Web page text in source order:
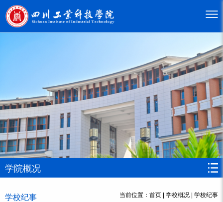
学院概况
学校纪事 当前位置： 首页 | 学校概况 | 学校纪事